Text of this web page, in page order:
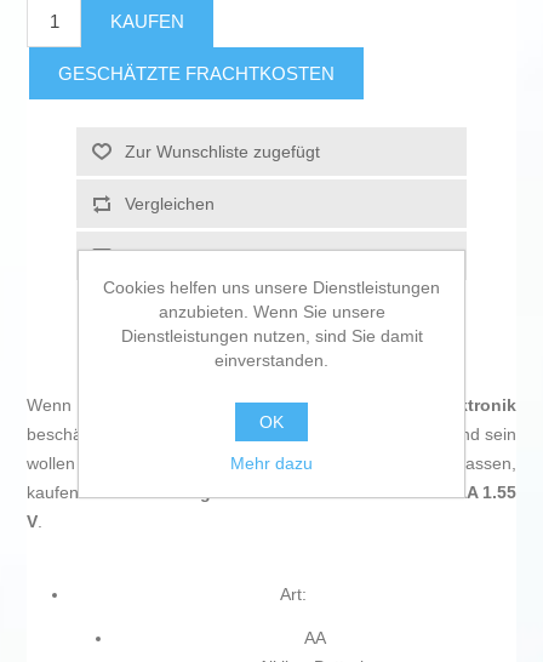
KAUFEN
GESCHÄTZTE FRACHTKOSTEN
Zur Wunschliste zugefügt
Vergleichen
Empfehlen
Wenn Sie sich leidenschaftlich mit
IT und Elektronik
beschäftigen, mit der Technologie auf dem neuesten Stand sein
wollen und nicht einmal die winzigsten Einzelheiten auslassen,
kaufen SieAlkali-Mangan-Batterie Varta 4906121436 AA 1.55
V.
Art:
AA
Cookies helfen uns unsere Dienstleistungen
anzubieten. Wenn Sie unsere
Dienstleistungen nutzen, sind Sie damit
einverstanden.
OK
Mehr dazu